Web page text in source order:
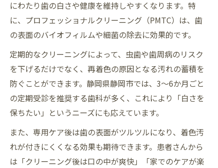
にわたり歯の白さや健康を維持しやすくなります。特
に、プロフェッショナルクリーニング（PMTC）は、歯
の表面のバイオフィルムや細菌の除去に効果的です。
定期的なクリーニングによって、虫歯や歯周病のリスク
を下げるだけでなく、再着色の原因となる汚れの蓄積を
防ぐことができます。静岡県静岡市では、3～6か月ごと
の定期受診を推奨する歯科が多く、これにより「白さを
保ちたい」というニーズにも応えています。
また、専用ケア後は歯の表面がツルツルになり、着色汚
れが付きにくくなる効果も期待できます。患者さんから
は「クリーニング後は口の中が爽快」「家でのケアが楽